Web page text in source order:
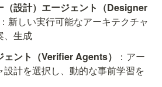
（設計）エージェント（Designer
：新しい実行可能なアーキテクチャ
、生成
ェント（Verifier Agents）
：アー
設計を選択し、動的な事前学習を